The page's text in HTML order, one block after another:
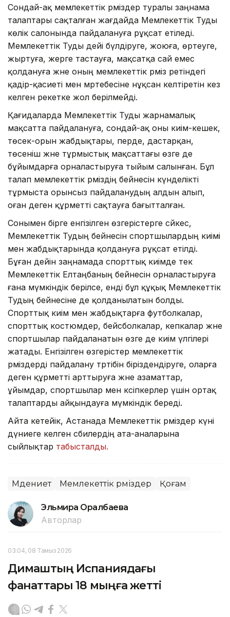
Сондай-ақ мемлекеттік рәміздер туралы заңнама
талаптары сақталған жағдайда Мемлекеттік Туды
көлік салонында пайдалануға рұқсат етіледі.
Мемлекеттік Туды әдейі бүлдіруге, жоюға, өртеуге,
жыртуға, жерге тастауға, мақсатқа сай емес
қолдануға және оның мемлекеттік рәміз ретіндегі
қадір-қасиеті мен мәртебесіне нұқсан келтіретін кез
келген әрекетке жол берілмейді.
Қағидаларда Мемлекеттік Туды жарнамалық
мақсатта пайдалануға, сондай-ақ оны киім-кешек,
төсек-орын жабдықтары, перде, дастарқан,
төсеніш және тұрмыстық мақсаттағы өзге де
бұйымдарға орналастыруға тыйым салынған. Бұл
талап мемлекеттік рәміздің бейнесін күнделікті
тұрмыста орынсыз пайдаланудың алдын алып,
оған деген құрметті сақтауға бағытталған.
Сонымен бірге енгізілген өзгерістерге сәйкес,
Мемлекеттік Тудың бейнесін спортшылардың киімі
мен жабдықтарында қолдануға рұқсат етілді.
Бұған дейін заңнамада спорттық киімде тек
Мемлекеттік Елтаңбаның бейнесін орналастыруға
ғана мүмкіндік берілсе, енді бұл құқық Мемлекеттік
Тудың бейнесіне де қолданылатын болды.
Спорттық киім мен жабдықтарға футболкалар,
спорттық костюмдер, бейсболкалар, кепкалар және
спортшылар пайдаланатын өзге де киім үлгілері
жатады. Енгізілген өзгерістер мемлекеттік
рәміздерді пайдалану тәртібін біріздендіруге, оларға
деген құрметті арттыруға және азаматтар,
ұйымдар, спортшылар мен кәсіпкерлер үшін ортақ
талаптарды айқындауға мүмкіндік береді.
Айта кетейік, Астанада Мемлекеттік рәміздер күні
дүниеге келген сәбилердің ата-аналарына
сыйлықтар табысталды.
Мәдениет Мемлекеттік рәміздер Қоғам
Эльмира Оралбаева
Авторлар
03:04, 08 Тамыз 2026
Димаштың Испаниядағы
фанаттары 18 мыңға жетті